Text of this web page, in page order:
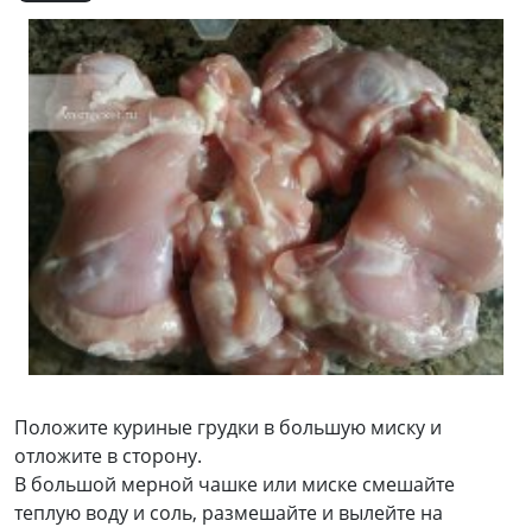
Положите куриные грудки в большую миску и
отложите в сторону.
В большой мерной чашке или миске смешайте
теплую воду и соль, размешайте и вылейте на